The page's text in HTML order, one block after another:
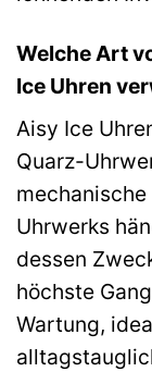
Welche Art
Ice Uhren
Aisy Ice
Quarz-
mechanische
Uhrwerks
dessen
höchste
Wartung,